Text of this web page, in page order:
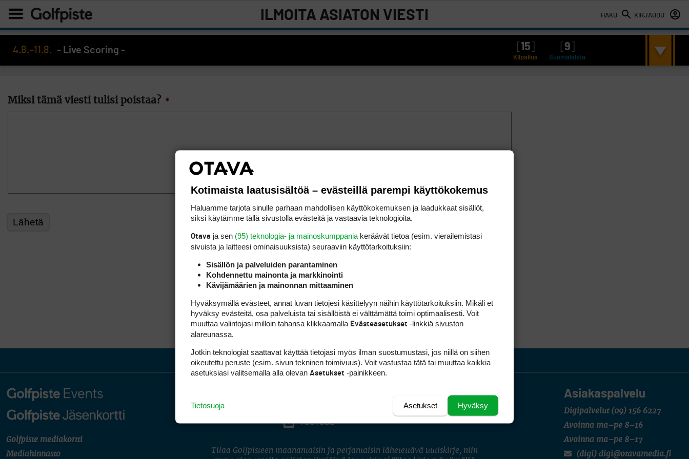
HAKU KIRJAUDU
ILMOITA ASIATON VIESTI
4.8.–11.8. - Live Scoring - 15 9
Kilpailua Suomalaista
Miksi tämä viesti tulisi poistaa? *
Golfpiste mediakortti
Mediahinnasto
Asiakaspalvelu
Digipalvelut (09) 156 6227
Avoinna ma–pe 8–16
Avoinna ma–pe 8–17
(digi) digi@otavamedia.fi
INSTAGRAM
YOUTUBE
Tilaa Golfpisteen maanantaisin ja perjantaisin lähetettävä uutiskirje, niin
Kotimaista laatusisältöä – evästeillä parempi käyttökokemus
Haluamme tarjota sinulle parhaan mahdollisen käyttökokemuksen ja laadukkaat sisällöt,
siksi käytämme tällä sivustolla evästeitä ja vastaavia teknologioita.
Otava ja sen (95) teknologia- ja mainoskumppania keräävät tietoa (esim. vierailemis­tasi
sivuista ja laitteesi ominaisuuk­sista) seuraaviin käyttötarkoituksiin:
Sisällön ja palveluiden parantaminen
Kohdennettu mainonta ja markkinointi
Kävijämäärien ja mainonnan mittaaminen
Hyväksymällä evästeet, annat luvan tietojesi käsittelyyn näihin käyttötarkoituksiin. Mikäli et
hyväksy evästeitä, osa palveluista tai sisällöistä ei välttämättä toimi optimaalisesti. Voit
muuttaa valintojasi milloin tahansa klikkaamalla Evästeasetukset -linkkiä sivuston
alareunassa.
Jotkin teknologiat saattavat käyttää tietojasi myös ilman suostumustasi, jos niillä on siihen
oikeutettu peruste (esim. sivun tekninen toimivuus). Voit vastustaa tätä tai muuttaa kaikkia
asetuksiasi valitsemalla alla olevan Asetukset -painikkeen.
Hyväksy
Asetukset
Tietosuoja